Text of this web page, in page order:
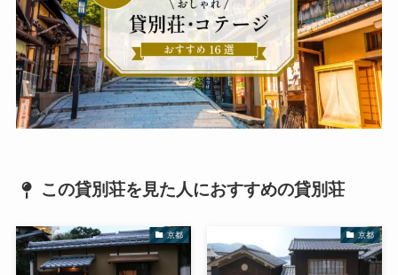
この貸別荘を見た人におすすめの貸別荘
京都 京都